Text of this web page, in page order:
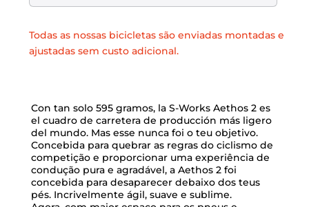
Todas as nossas bicicletas são enviadas montadas e
ajustadas sem custo adicional.
Con tan solo 595 gramos, la S-Works Aethos 2 es
el cuadro de carretera de producción más ligero
del mundo. Mas esse nunca foi o teu objetivo.
Concebida para quebrar as regras do ciclismo de
competição e proporcionar uma experiência de
condução pura e agradável, a Aethos 2 foi
concebida para desaparecer debaixo dos teus
pés. Incrivelmente ágil, suave e sublime.